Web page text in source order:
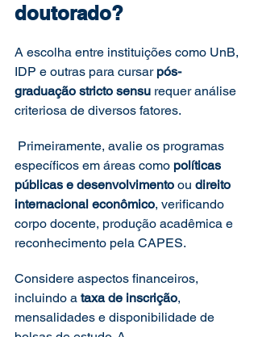
doutorado?
A escolha entre instituições como UnB,
IDP e outras para cursar pós-
graduação stricto sensu requer análise
criteriosa de diversos fatores.
Primeiramente, avalie os programas
específicos em áreas como políticas
públicas e desenvolvimento ou direito
internacional econômico, verificando
corpo docente, produção acadêmica e
reconhecimento pela CAPES.
Considere aspectos financeiros,
incluindo a taxa de inscrição,
mensalidades e disponibilidade de